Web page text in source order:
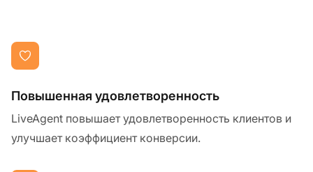
Повышенная удовлетворенность
LiveAgent повышает удовлетворенность клиентов и
улучшает коэффициент конверсии.